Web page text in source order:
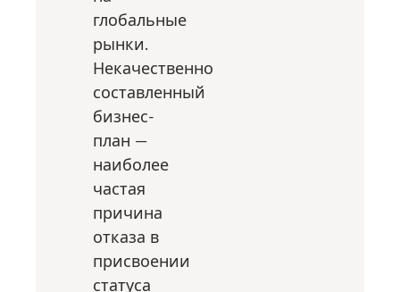
глобальные
рынки.
Некачественно
составленный
бизнес-
план —
наиболее
частая
причина
отказа в
присвоении
статуса